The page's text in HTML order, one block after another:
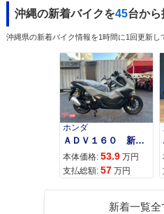
沖縄の新着バイクを45台から
沖縄県の新着バイク情報を1時間に1回更新し
ホンダ
ＡＤＶ１６０ 新車 ２０２６年最新モデル パールスモーキーグレー スマートキー ２９Ｌメットイン ＵＳＢ Ｔｙｐｅ−Ｃ装備
本体価格: 53.9 万円
支払総額: 57 万円
新着一覧全